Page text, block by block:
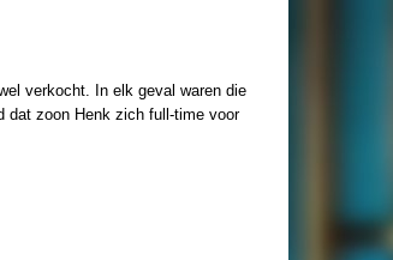
verkocht. In elk geval waren die
dat zoon Henk zich full-time voor